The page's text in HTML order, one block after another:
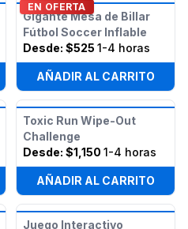
EN OFERTA
Gigante Mesa de Billar
Fútbol Soccer Inflable
Desde: $525 1-4 horas
AÑADIR AL CARRITO
Toxic Run Wipe-Out
Challenge
Desde: $1,150 1-4 horas
AÑADIR AL CARRITO
Juego Interactivo